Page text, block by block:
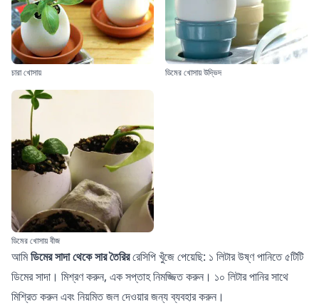
চারা খোসায় ডিমের খোসায় উদ্ভিদ
ডিমের খোসায় বীজ
আমিডিমের সাদা থেকে সার তৈরিররেসিপি খুঁজে পেয়েছি: ১ লিটার উষ্ণ পানিতে ৫টিটি
ডিমের সাদা। মিশ্রণ করুন, এক সপ্তাহ নিমজ্জিত করুন। ১০ লিটার পানির সাথে
মিশ্রিত করুন এবং নিয়মিত জল দেওয়ার জন্য ব্যবহার করুন।